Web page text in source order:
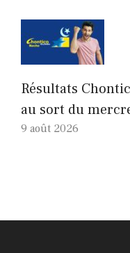
Résultats
au sort du
9 août 2026